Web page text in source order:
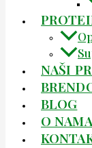
NAŠI
BLOG
O NAMA